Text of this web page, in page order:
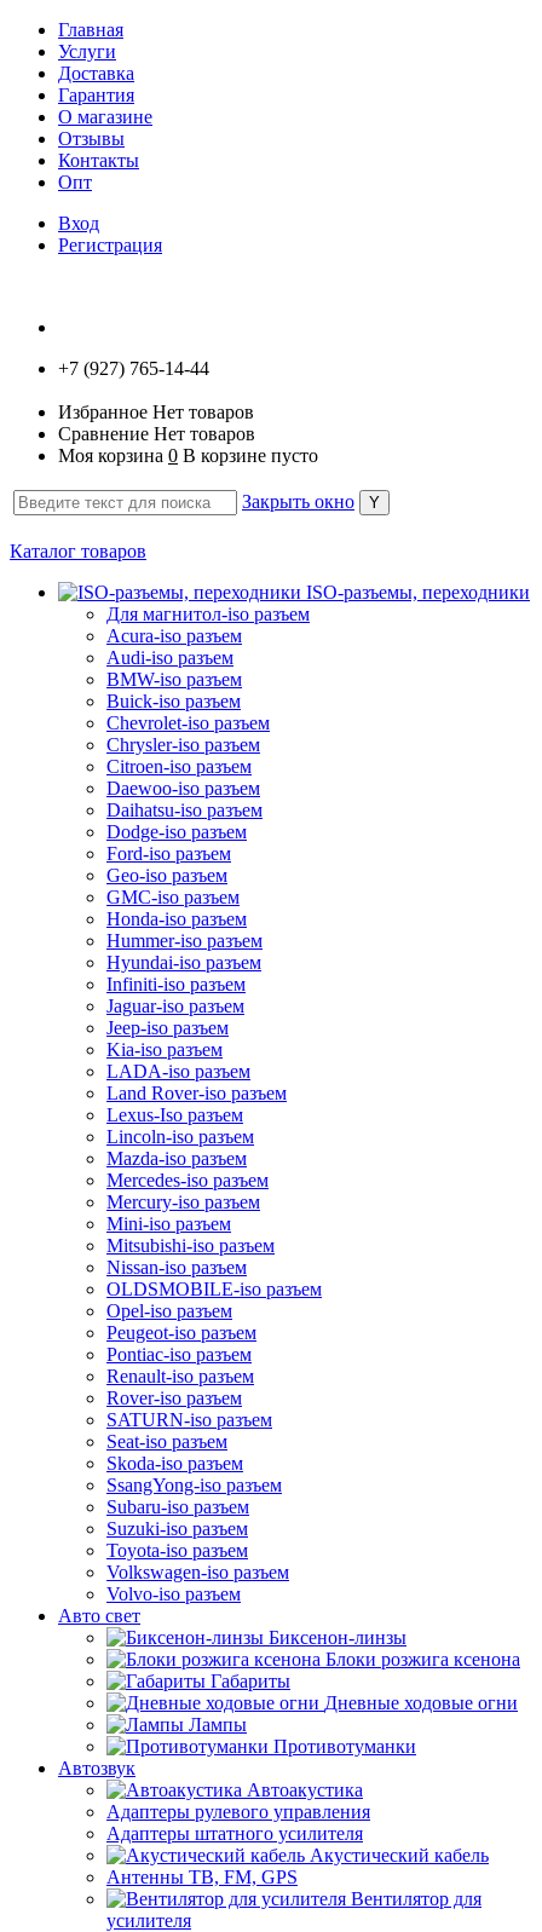
Главная
Услуги
Доставка
Гарантия
О магазине
Отзывы
Контакты
Опт
Вход
Регистрация
+7 (927) 765-14-44
Избранное Нет товаров
Сравнение Нет товаров
Моя корзина 0 В корзине пусто
Закрыть окно
Каталог товаров
ISO-разъемы, переходники
Для магнитол-iso разъем
Acura-iso разъем
Audi-iso разъем
BMW-iso разъем
Buick-iso разъем
Chevrolet-iso разъем
Chrysler-iso разъем
Citroen-iso разъем
Daewoo-iso разъем
Daihatsu-iso разъем
Dodge-iso разъем
Ford-iso разъем
Geo-iso разъем
GMC-iso разъем
Honda-iso разъем
Hummer-iso разъем
Hyundai-iso разъем
Infiniti-iso разъем
Jaguar-iso разъем
Jeep-iso разъем
Kia-iso разъем
LADA-iso разъем
Land Rover-iso разъем
Lexus-Iso разъем
Lincoln-iso разъем
Mazda-iso разъем
Mercedes-iso разъем
Mercury-iso разъем
Mini-iso разъем
Mitsubishi-iso разъем
Nissan-iso разъем
OLDSMOBILE-iso разъем
Opel-iso разъем
Peugeot-iso разъем
Pontiac-iso разъем
Renault-iso разъем
Rover-iso разъем
SATURN-iso разъем
Seat-iso разъем
Skoda-iso разъем
SsangYong-iso разъем
Subaru-iso разъем
Suzuki-iso разъем
Toyota-iso разъем
Volkswagen-iso разъем
Volvo-iso разъем
Авто свет
Биксенон-линзы
Блоки розжига ксенона
Габариты
Дневные ходовые огни
Лампы
Противотуманки
Автозвук
Автоакустика
Адаптеры рулевого управления
Адаптеры штатного усилителя
Акустический кабель
Антенны ТВ, FM, GPS
Вентилятор для
усилителя